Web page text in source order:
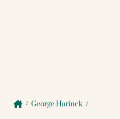
/ George Harinck /